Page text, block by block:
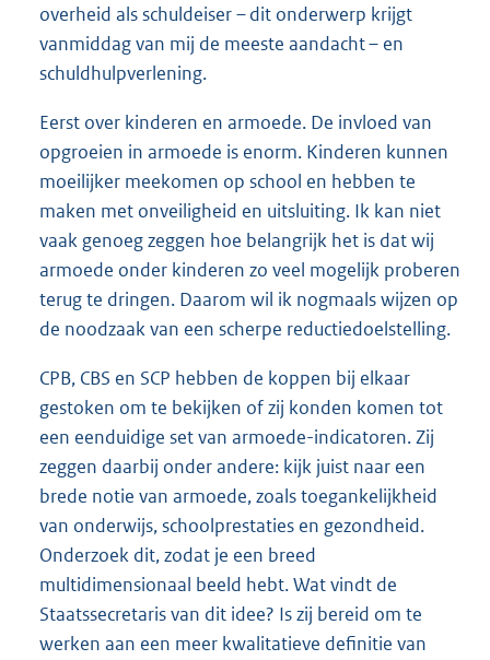
overheid als schuldeiser – dit onderwerp krijgt
vanmiddag van mij de meeste aandacht – en
schuldhulpverlening.
Eerst over kinderen en armoede. De invloed van
opgroeien in armoede is enorm. Kinderen kunnen
moeilijker meekomen op school en hebben te
maken met onveiligheid en uitsluiting. Ik kan niet
vaak genoeg zeggen hoe belangrijk het is dat wij
armoede onder kinderen zo veel mogelijk proberen
terug te dringen. Daarom wil ik nogmaals wijzen op
de noodzaak van een scherpe reductiedoelstelling.
CPB, CBS en SCP hebben de koppen bij elkaar
gestoken om te bekijken of zij konden komen tot
een eenduidige set van armoede-indicatoren. Zij
zeggen daarbij onder andere: kijk juist naar een
brede notie van armoede, zoals toegankelijkheid
van onderwijs, schoolprestaties en gezondheid.
Onderzoek dit, zodat je een breed
multidimensionaal beeld hebt. Wat vindt de
Staatssecretaris van dit idee? Is zij bereid om te
werken aan een meer kwalitatieve definitie van